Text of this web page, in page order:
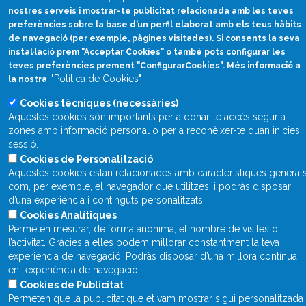
Què és Divulcat?
Avís legal
Inicia sessió
nostres serveis i mostrar-te publicitat relacionada amb les teves
preferències sobre la base d’un perfil elaborat amb els teus hàbits
de navegació (per exemple, pàgines visitades). Si consents la seva
instal·lació prem "Acceptar Cookies" o també pots configurar les
teves preferències prement "ConfigurarCookies". Més informació a
la nostra "Política de Cookies"
Cookies tècniques (necessàries)
Aquestes cookies són importants per a donar-te accés segur a
zones amb informació personal o per a reconèixer-te quan inicies
sessió.
Cookies de Personalització
Aquestes cookies estan relacionades amb característiques
com, per exemple, el navegador que utilitzes, i podràs disposar
d’una experiència i continguts personalitzats.
Cookies Analítiques
Permeten mesurar, de forma anònima, el nombre de visites o
l’activitat. Gràcies a elles podem millorar constantment la teva
experiència de navegació. Podràs disposar d’una millora contínua
en l’experiència de navegació.
Cookies de Publicitat
Permeten que la publicitat que et vam mostrar sigui personalitzada